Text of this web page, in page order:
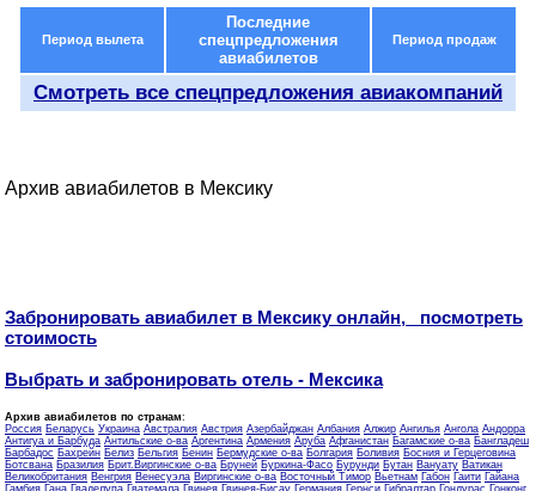
Период вылета
Последние
спецпредложения
авиабилетов
Период продаж
Смотреть все спецпредложения авиакомпаний
Архив авиабилетов в Мексику
Забронировать авиабилет в Мексику онлайн, посмотреть
стоимость
Выбрать и забронировать отель - Мексика
Архив авиабилетов по странам:
Россия Беларусь Украина Австралия Австрия Азербайджан Албания Алжир Ангилья Ангола Андорра
Антигуа и Барбуда Антильские о-ва Аргентина Армения Аруба Афганистан Багамские о-ва Бангладеш
Барбадос Бахрейн Белиз Бельгия Бенин Бермудские о-ва Болгария Боливия Босния и Герцеговина
Ботсвана Бразилия Брит.Виргинские о-ва Бруней Буркина-Фасо Бурунди Бутан Вануату Ватикан
Великобритания Венгрия Венесуэла Виргинские о-ва Восточный Тимор Вьетнам Габон Гаити Гайана
Гамбия Гана Гваделупа Гватемала Гвинея Гвинея-Бисау Германия Гернси Гибралтар Гондурас Гонконг